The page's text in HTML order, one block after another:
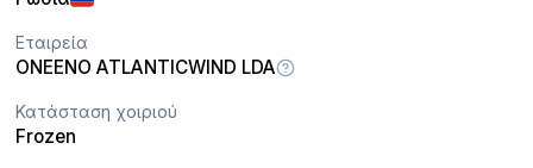
Εταιρεία
ONEENO ATLANTICWIND LDA
Κατάσταση χοιριού
Frozen